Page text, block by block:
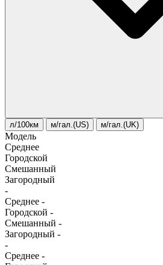
л/100км м/гал.(US) м/гал.(UK)
Модель
Среднее
Городской
Смешанный
Загородный
-
Среднее -
Городской -
Смешанный -
Загородный -
-
Среднее -